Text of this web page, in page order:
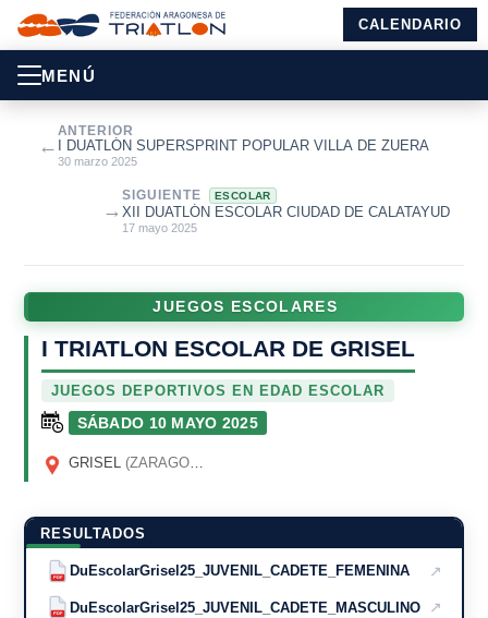
CALENDARIO
MENÚ
←
ANTERIOR
I DUATLÓN SUPERSPRINT POPULAR VILLA DE ZUERA
30 marzo 2025
SIGUIENTE ESCOLAR
XII DUATLÓN ESCOLAR CIUDAD DE CALATAYUD
17 mayo 2025
→
JUEGOS ESCOLARES
I TRIATLON ESCOLAR DE GRISEL
JUEGOS DEPORTIVOS EN EDAD ESCOLAR
SÁBADO 10 MAYO 2025
GRISEL (ZARAGOZA)
RESULTADOS
PDF DuEscolarGrisel25_JUVENIL_CADETE_FEMENINA ↗
PDF DuEscolarGrisel25_JUVENIL_CADETE_MASCULINO ↗